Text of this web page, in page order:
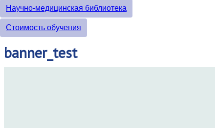
Научно-медицинская библиотека
Стоимость обучения
banner_test